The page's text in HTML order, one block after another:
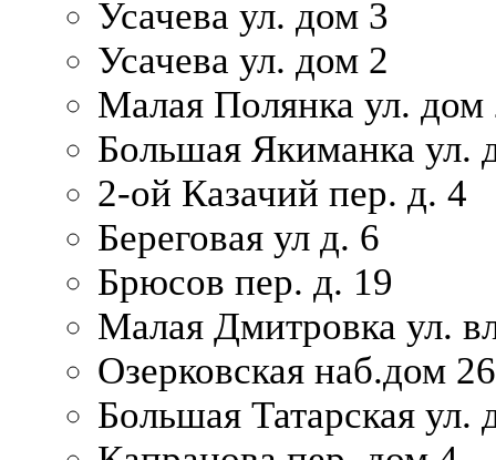
Усачева ул. дом 3
Усачева ул. дом 2
Малая Полянка ул. дом
Большая Якиманка ул.
2-ой Казачий пер. д. 4
Береговая ул д. 6
Брюсов пер. д. 19
Малая Дмитровка ул.
Озерковская наб.дом 26
Большая Татарская ул.